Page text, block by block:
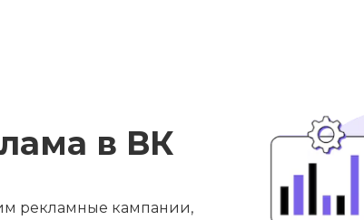
в ВК
рекламные кампании,